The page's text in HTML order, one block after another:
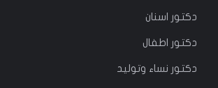
دكتور اسنان
دكتور اطفال
دكتور نساء وتوليد